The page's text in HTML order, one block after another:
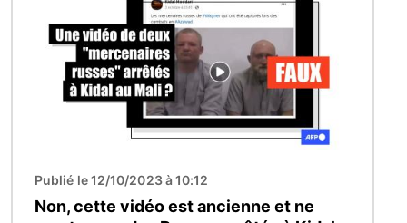
Publié le 12/10/2023 à 10:12
Non, cette vidéo est ancienne et ne